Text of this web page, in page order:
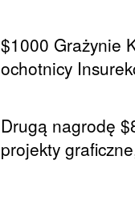
$1000 Grażynie
ochotnicy
Drugą nagrodę
projekty